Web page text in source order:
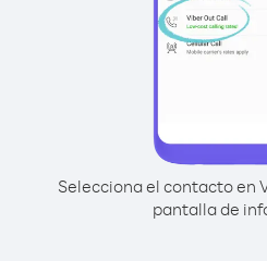
Selecciona el contacto en
pantalla de